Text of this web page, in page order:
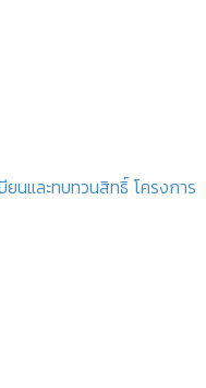
ยนและทบทวนสิทธิ์ โครงการ